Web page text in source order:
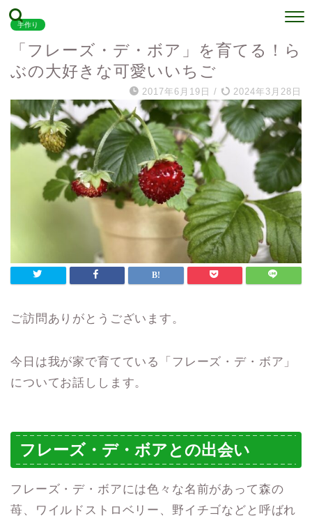
手作り
「フレーズ・デ・ボア」を育てる！ら
ぶの大好きな可愛いいちご
2017年6月19日 / 2024年3月28日
ご訪問ありがとうございます。
今日は我が家で育てている「フレーズ・デ・ボア」
についてお話しします。
フレーズ・デ・ボアとの出会い
フレーズ・デ・ボアには色々な名前があって森の
苺、ワイルドストロベリー、野イチゴなどと呼ばれ